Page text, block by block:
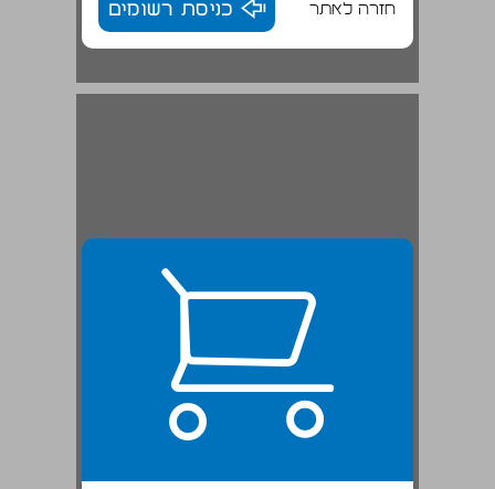
חזרה לאתר כניסת רשומים